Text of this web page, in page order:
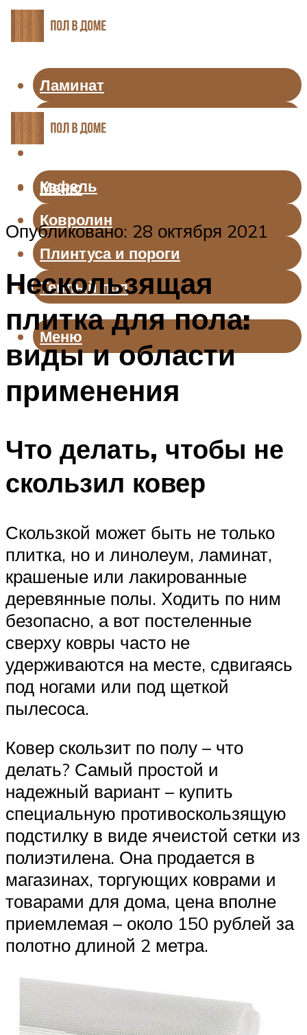
Ламинат
Линолеум
Кафель
Ковролин
Плинтуса и пороги
Теплый пол
Меню
Меню
Опубликовано: 28 октября 2021
Нескользящая
плитка для пола:
виды и области
применения
Что делать, чтобы не
скользил ковер
Скользкой может быть не только
плитка, но и линолеум, ламинат,
крашеные или лакированные
деревянные полы. Ходить по ним
безопасно, а вот постеленные
сверху ковры часто не
удерживаются на месте, сдвигаясь
под ногами или под щеткой
пылесоса.
Ковер скользит по полу – что
делать? Самый простой и
надежный вариант – купить
специальную противоскользящую
подстилку в виде ячеистой сетки из
полиэтилена. Она продается в
магазинах, торгующих коврами и
товарами для дома, цена вполне
приемлемая – около 150 рублей за
полотно длиной 2 метра.